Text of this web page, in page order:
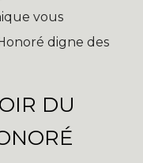
vous
digne des
DU